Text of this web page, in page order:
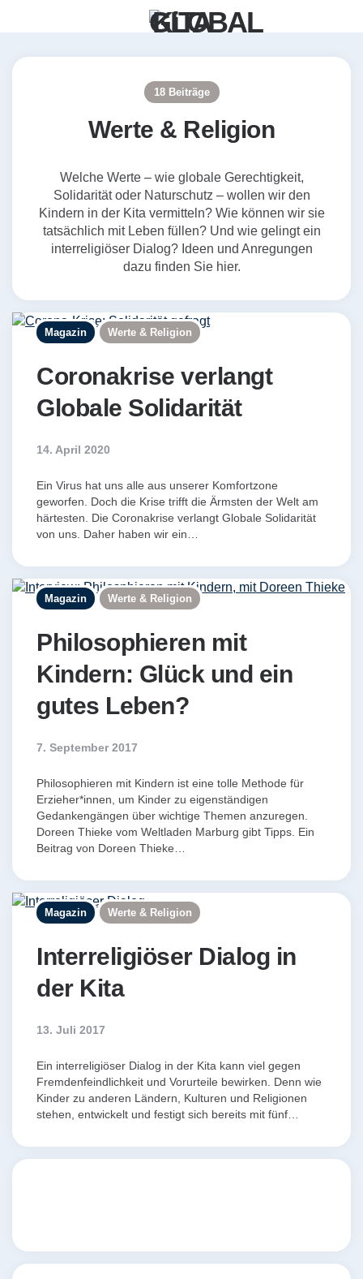
18 Beiträge
Werte & Religion
Welche Werte – wie globale Gerechtigkeit,
Solidarität oder Naturschutz – wollen wir den
Kindern in der Kita vermitteln? Wie können wir sie
tatsächlich mit Leben füllen? Und wie gelingt ein
interreligiöser Dialog? Ideen und Anregungen
dazu finden Sie hier.
Magazin Werte & Religion
Coronakrise verlangt
Globale Solidarität
14. April 2020
Ein Virus hat uns alle aus unserer Komfortzone
geworfen. Doch die Krise trifft die Ärmsten der Welt am
härtesten. Die Coronakrise verlangt Globale Solidarität
von uns. Daher haben wir ein…
Magazin Werte & Religion
Philosophieren mit
Kindern: Glück und ein
gutes Leben?
7. September 2017
Philosophieren mit Kindern ist eine tolle Methode für
Erzieher*innen, um Kinder zu eigenständigen
Gedankengängen über wichtige Themen anzuregen.
Doreen Thieke vom Weltladen Marburg gibt Tipps. Ein
Beitrag von Doreen Thieke…
Magazin Werte & Religion
Interreligiöser Dialog in
der Kita
13. Juli 2017
Ein interreligiöser Dialog in der Kita kann viel gegen
Fremdenfeindlichkeit und Vorurteile bewirken. Denn wie
Kinder zu anderen Ländern, Kulturen und Religionen
stehen, entwickelt und festigt sich bereits mit fünf…